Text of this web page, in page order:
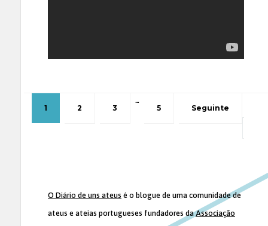
1 2 3
…
5 Seguinte
O Diário de uns ateus é o blogue de uma comunidade de
ateus e ateias portugueses fundadores daAssociação